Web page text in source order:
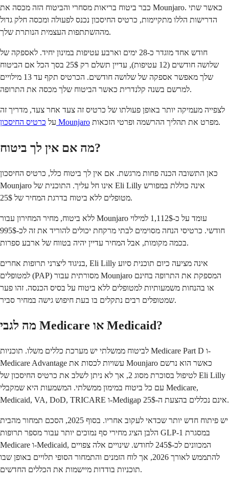
כבר ביטוח בריאות מסחרי והביטוח הזה מכסה את Mounjaro. כאשר שתי
הדרישות הללו מתקיימות, כרטיס החיסכון נכנס לפעולה ומכסה חלק גדול
מההשתתפות העצמית הנותרת שלך.
חודש אחד מוגדר כ-28 ימים וארבע עטיפות במינון יחיד. לאספקה של
שלושה חודשים (12 עטיפות), עדיין תשלם רק 25$ בסך הכל אם הביטוח
שלך מאפשר אספקה של שלושה חודשים. הכרטיס תקף עד 13 מילויים
למרשם בשנה קלנדרית כאשר הביטוח שלך מכסה את התרופה.
לצפייה מעמיקה יותר באופן פעולתו של כרטיס זה צעד אחר צעד, מדריך זה
על כרטיס החיסכון Mounjaro מפרט את תהליך ההרשמה ופרטי הזכאות.
מה אם אין לך ביטוח?
כאן התשובה הכנה פחות מרגשת. אם אין לך ביטוח כלל, כרטיס החיסכון
Mounjaro אינו חל עליך. התוכנית של Eli Lilly אינה כוללת במפורש
מטופלים ללא ביטוח בדרגת המחיר של 25$.
ללא ביטוח, מחיר המחירון עבור Mounjaro עומד על כ-1,112$ למילוי
חודשי. כרטיסי הנחה מסוימים לבתי מרקחת יכולים להוריד את זה לכ-995$
בכמה מקומות, אבל המחיר עדיין יהיה בטווח של ארבע ספרות.
בניגוד ליצרני תרופות אחרים, Eli Lilly אינה מציעה כיום תוכנית סיוע
למטופלים (PAP) מסורתית עבור Mounjaro המספקת את התרופה בחינם
או בהנחות משמעותיות למטופלים ללא ביטוח על בסיס הכנסה. זהו פער
שמטופלים רבים נתקלים בו בעת חיפוש גישה במחיר סביר.
מה לגבי Medicare או Medicaid?
לביטוח ממשלתי יש מערכת כללים משלו. תוכניות Medicare Part D ו-
Medicare Advantage עשויות לכסות את Mounjaro כאשר הוא נרשם
לטיפול בסוכרת מסוג 2, אך לא ניתן לשלב את כרטיס החיסכון של Eli Lilly
עם כל ביטוח במימון ממשלתי. המשמעות היא שמקבלי Medicare,
Medicaid, VA, DoD, TRICARE ו-Medigap אינם נכללים בהצעת ה-25$.
יש פיתוח חדש יותר שכדאי לעקוב אחריו. בסוף 2025, הסכם תמחור מהבית
הלבן הציג מחירי סף נמוכים יותר עבור מספר תרופות GLP-1 במסגרת
Medicare ו-Medicaid, המכוונים לכ-245$ לחודש. שינויים אלה צפויים
להתממש לאורך 2026, אך לוח הזמנים והתמחור הסופי תלויים באופן שבו
תוכניות בודדות מיישמות את הכללים החדשים.